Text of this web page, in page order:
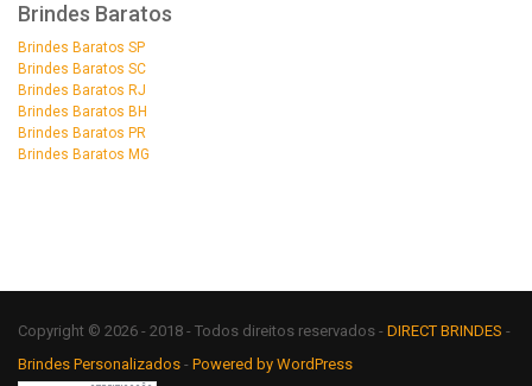
Brindes Baratos
Brindes Baratos SP
Brindes Baratos SC
Brindes Baratos RJ
Brindes Baratos BH
Brindes Baratos PR
Brindes Baratos MG
Copyright © 2026 - 2018 - Todos direitos reservados - DIRECT BRINDES -
Brindes Personalizados - Powered by WordPress